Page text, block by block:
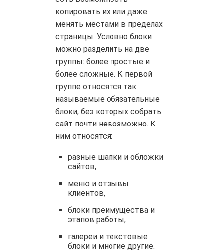
копировать их или даже
менять местами в пределах
страницы. Условно блоки
можно разделить на две
группы: более простые и
более сложные. К первой
группе относятся так
называемые обязательные
блоки, без которых собрать
сайт почти невозможно. К
ним относятся:
разные шапки и обложки
сайтов,
меню и отзывы
клиентов,
блоки преимущества и
этапов работы,
галереи и текстовые
блоки и многие другие.